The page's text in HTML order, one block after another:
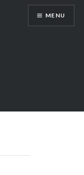
MENU